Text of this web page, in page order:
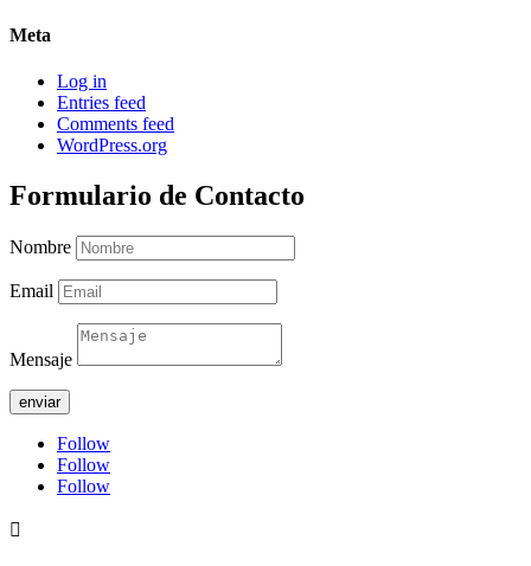
Meta
Log in
Entries feed
Comments feed
WordPress.org
Formulario de Contacto
Nombre
Email
Mensaje
enviar
Follow
Follow
Follow
